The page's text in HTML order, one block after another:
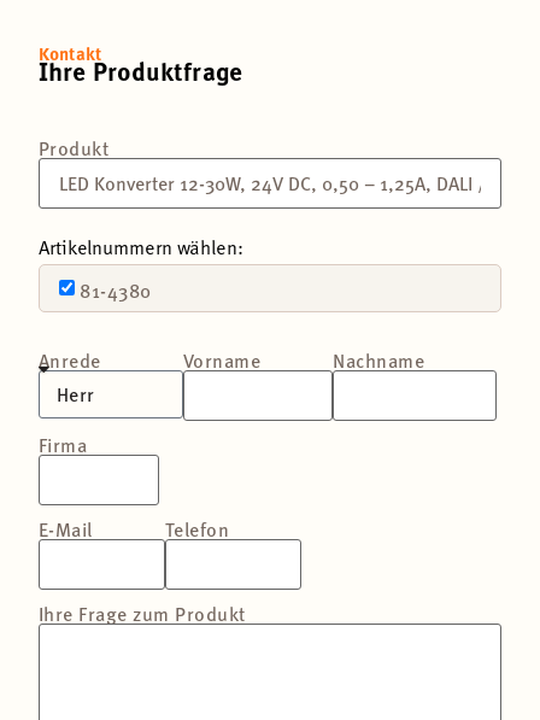
Kontakt
Ihre Produktfrage
Produkt
Artikelnummern wählen:
81-4380
Anrede Vorname Nachname
Firma
E-Mail Telefon
Ihre Frage zum Produkt